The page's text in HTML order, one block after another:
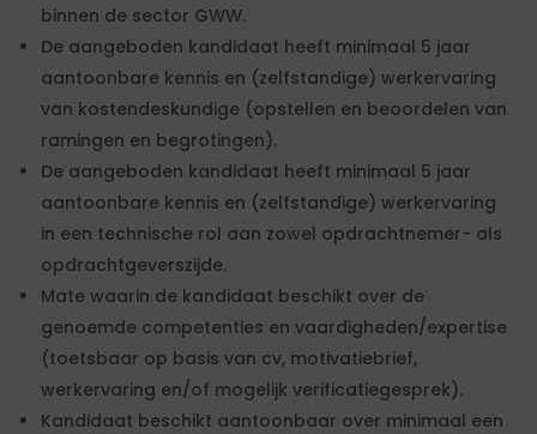
binnen de sector GWW.
De aangeboden kandidaat heeft minimaal 5 jaar
aantoonbare kennis en (zelfstandige) werkervaring
van kostendeskundige (opstellen en beoordelen van
ramingen en begrotingen).
De aangeboden kandidaat heeft minimaal 5 jaar
aantoonbare kennis en (zelfstandige) werkervaring
in een technische rol aan zowel opdrachtnemer- als
opdrachtgeverszijde.
Mate waarin de kandidaat beschikt over de
genoemde competenties en vaardigheden/expertise
(toetsbaar op basis van cv, motivatiebrief,
werkervaring en/of mogelijk verificatiegesprek).
Kandidaat beschikt aantoonbaar over minimaal een